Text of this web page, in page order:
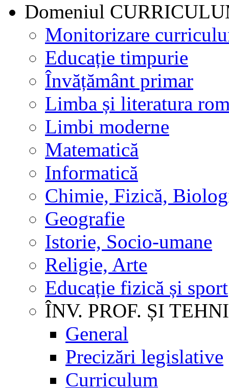
Domeniul
Monitorizare
Educație timpurie
Învățământ primar
Limba și literatura
Limbi moderne
Matematică
Informatică
Chimie, Fizică,
Geografie
Istorie, Socio-umane
Religie, Arte
Educație fizică și sport
ÎNV. PROF. ȘI
General
Precizări legislative
Curriculum